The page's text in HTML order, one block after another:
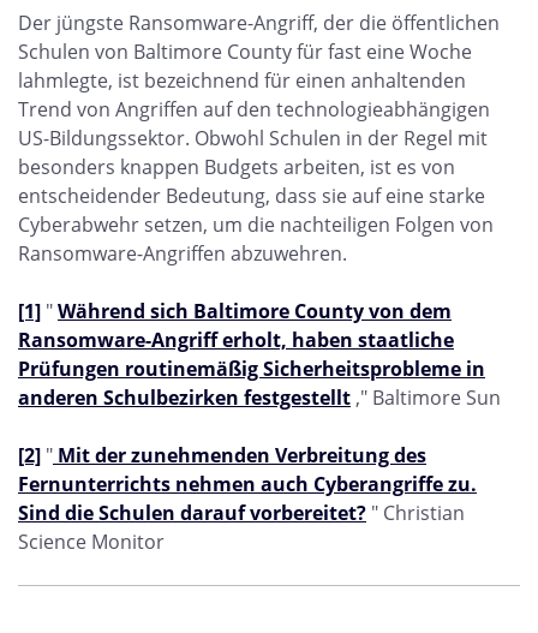
Der jüngste Ransomware-Angriff, der die öffentlichen
Schulen von Baltimore County für fast eine Woche
lahmlegte, ist bezeichnend für einen anhaltenden
Trend von Angriffen auf den technologieabhängigen
US-Bildungssektor. Obwohl Schulen in der Regel mit
besonders knappen Budgets arbeiten, ist es von
entscheidender Bedeutung, dass sie auf eine starke
Cyberabwehr setzen, um die nachteiligen Folgen von
Ransomware-Angriffen abzuwehren.
[1] "Während sich Baltimore County von dem
Ransomware-Angriff erholt, haben staatliche
Prüfungen routinemäßig Sicherheitsprobleme in
anderen Schulbezirken festgestellt ," Baltimore Sun
[2] " Mit der zunehmenden Verbreitung des
Fernunterrichts nehmen auch Cyberangriffe zu.
Sind die Schulen darauf vorbereitet? " Christian
Science Monitor